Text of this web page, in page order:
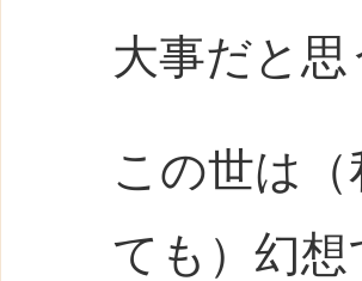
大事だと
この世は
ても）幻